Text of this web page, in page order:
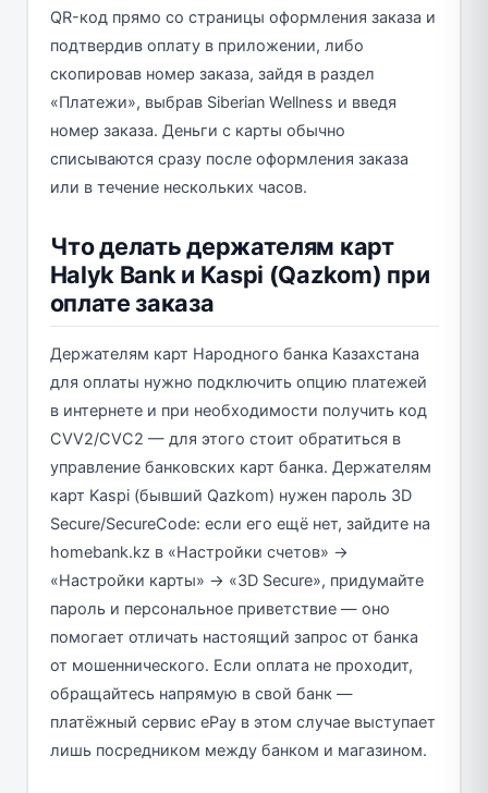
QR-код прямо со страницы оформления заказа и
подтвердив оплату в приложении, либо
скопировав номер заказа, зайдя в раздел
«Платежи», выбрав Siberian Wellness и введя
номер заказа. Деньги с карты обычно
списываются сразу после оформления заказа
или в течение нескольких часов.
Что делать держателям карт
Halyk Bank и Kaspi (Qazkom) при
оплате заказа
Держателям карт Народного банка Казахстана
для оплаты нужно подключить опцию платежей
в интернете и при необходимости получить код
CVV2/CVC2 — для этого стоит обратиться в
управление банковских карт банка. Держателям
карт Kaspi (бывший Qazkom) нужен пароль 3D
Secure/SecureCode: если его ещё нет, зайдите на
homebank.kz в «Настройки счетов» →
«Настройки карты» → «3D Secure», придумайте
пароль и персональное приветствие — оно
помогает отличать настоящий запрос от банка
от мошеннического. Если оплата не проходит,
обращайтесь напрямую в свой банк —
платёжный сервис ePay в этом случае выступает
лишь посредником между банком и магазином.